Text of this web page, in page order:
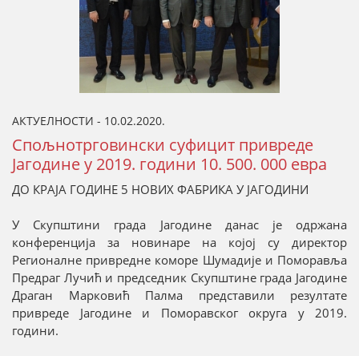
АКТУЕЛНОСТИ - 10.02.2020.
Спoљнотрговински суфицит привреде
Јагодине у 2019. години 10. 500. 000 евра
ДО КРАЈА ГОДИНЕ 5 НОВИХ ФАБРИКА У ЈАГОДИНИ
У Скупштини града Јагодине данас је одржана
конференција за новинаре на којој су директор
Регионалне привредне коморе Шумадије и Поморавља
Предраг Лучић и председник Скупштине града Јагодине
Драган Марковић Палма представили резултате
привреде Јагодине и Поморавског округа у 2019.
години.